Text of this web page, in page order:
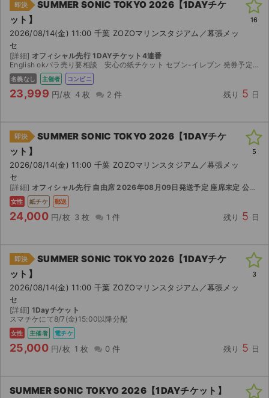
即決
SUMMER SONIC TOKYO 2026【1DAYチケ
ット】
2026/08/14(金) 11:00 千葉 ZOZOマリンスタジアム／幕張メッ
セ
[詳細] オフィシャル先行 1DAYチケット4連番
English okバラ売り要相談 安心の紙チケット セブン-イレブン 発券予定枚数:4枚 2026/08/09(日) 14:00 ~ 2026/08/17(月) 21:00の間にお受取り...
名義なし 主催者 コンビニ
23,999 円/枚 4 枚 2 件 残り 5 日
16
即決
SUMMER SONIC TOKYO 2026【1DAYチケ
ット】
2026/08/14(金) 11:00 千葉 ZOZOマリンスタジアム／幕張メッ
セ
[詳細] オフィシャル先行 自由席 2026年08月09日発送予定 座席未定 公演日の1週間前発送予定
女性 紙チケ 郵送
24,000 円/枚 3 枚 1 件 残り 5 日
5
即決
SUMMER SONIC TOKYO 2026【1DAYチケ
ット】
2026/08/14(金) 11:00 千葉 ZOZOマリンスタジアム／幕張メッ
セ
[詳細] 1Dayチケット
スマチケにて8/7(金)15:00以降分配
女性 主催者 電チケ
25,000 円/枚 1 枚 0 件 残り 5 日
3
SUMMER SONIC TOKYO 2026【1DAYチケット】